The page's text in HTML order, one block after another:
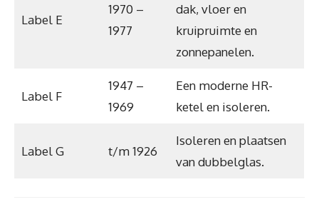
Label E
1970 –
1977
dak, vloer en
kruipruimte en
zonnepanelen.
Label F
1947 –
1969
Een moderne HR-
ketel en isoleren.
Label G t/m 1926
Isoleren en plaatsen
van dubbelglas.